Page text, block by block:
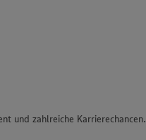
und zahlreiche Karrierechancen.